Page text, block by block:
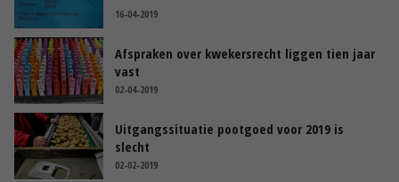
16-04-2019
Afspraken over kwekersrecht liggen tien jaar
vast
02-04-2019
Uitgangssituatie pootgoed voor 2019 is
slecht
02-02-2019